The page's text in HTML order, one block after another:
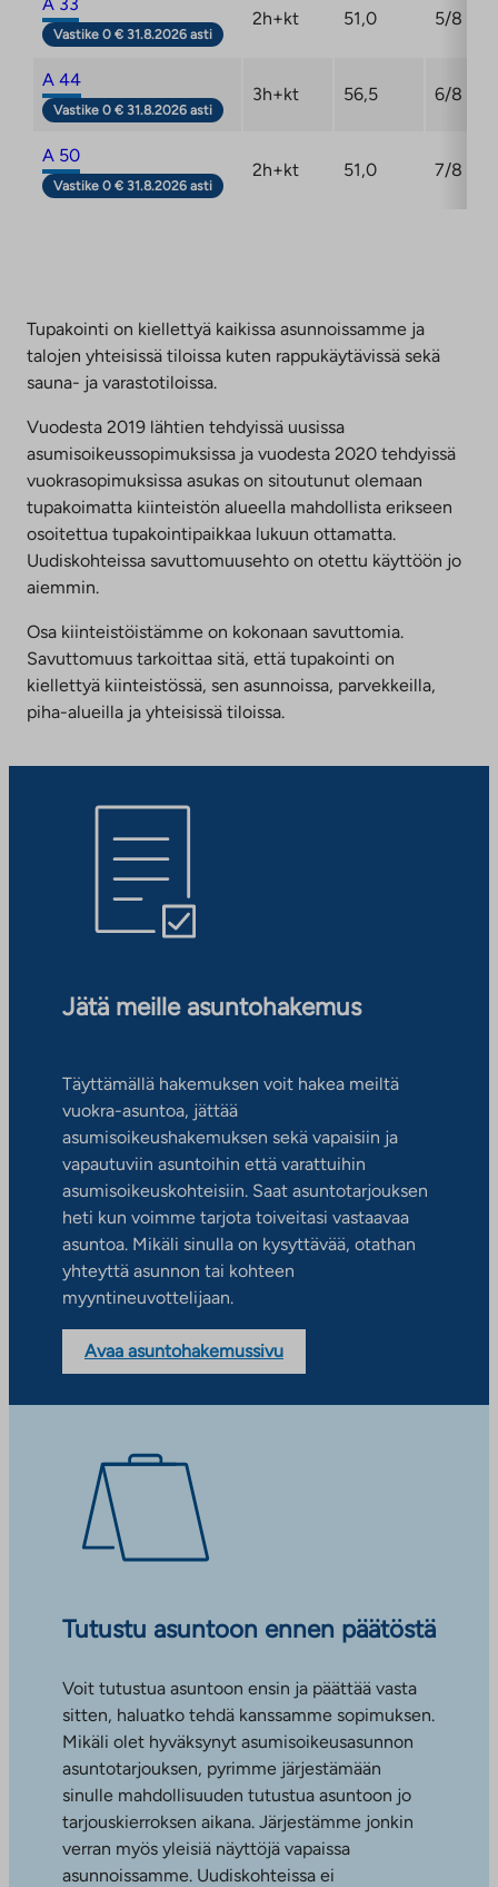
Vastike 0 € 31.8.2026 asti
2h+kt 51,0 5/8
A 44
Vastike 0 € 31.8.2026 asti
3h+kt 56,5 6/8
A 50
Vastike 0 € 31.8.2026 asti
2h+kt 51,0 7/8
Tupakointi on kiellettyä kaikissa asunnoissamme ja
talojen yhteisissä tiloissa kuten rappukäytävissä sekä
sauna- ja varastotiloissa.
Vuodesta 2019 lähtien tehdyissä uusissa
asumisoikeussopimuksissa ja vuodesta 2020 tehdyissä
vuokrasopimuksissa asukas on sitoutunut olemaan
tupakoimatta kiinteistön alueella mahdollista erikseen
osoitettua tupakointipaikkaa lukuun ottamatta.
Uudiskohteissa savuttomuusehto on otettu käyttöön jo
aiemmin.
Osa kiinteistöistämme on kokonaan savuttomia.
Savuttomuus tarkoittaa sitä, että tupakointi on
kiellettyä kiinteistössä, sen asunnoissa, parvekkeilla,
piha-alueilla ja yhteisissä tiloissa.
Jätä meille asuntohakemus
Täyttämällä hakemuksen voit hakea meiltä
vuokra-asuntoa, jättää
asumisoikeushakemuksen sekä vapaisiin ja
vapautuviin asuntoihin että varattuihin
asumisoikeuskohteisiin. Saat asuntotarjouksen
heti kun voimme tarjota toiveitasi vastaavaa
asuntoa. Mikäli sinulla on kysyttävää, otathan
yhteyttä asunnon tai kohteen
myyntineuvottelijaan.
Avaa asuntohakemussivu
Tutustu asuntoon ennen päätöstä
Voit tutustua asuntoon ensin ja päättää vasta
sitten, haluatko tehdä kanssamme sopimuksen.
Mikäli olet hyväksynyt asumisoikeusasunnon
asuntotarjouksen, pyrimme järjestämään
sinulle mahdollisuuden tutustua asuntoon jo
tarjouskierroksen aikana. Järjestämme jonkin
verran myös yleisiä näyttöjä vapaissa
asunnoissamme. Uudiskohteissa ei